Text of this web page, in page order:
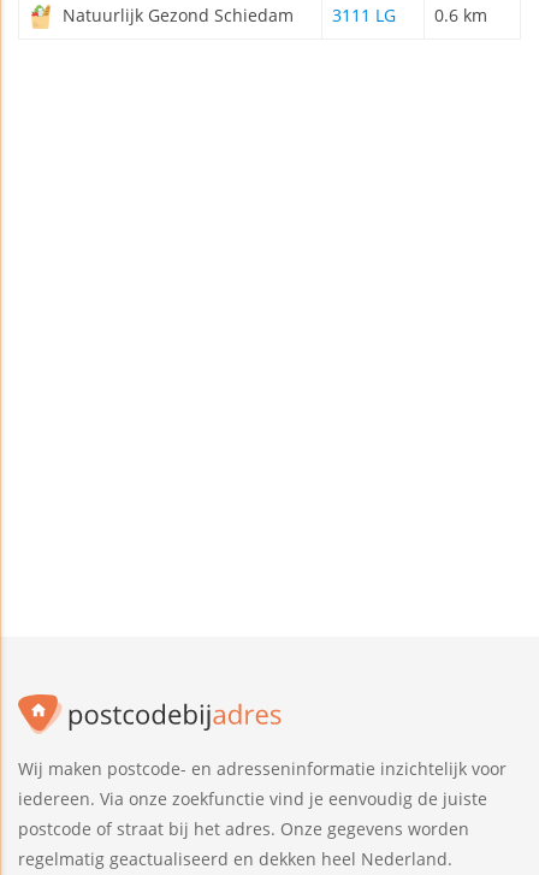
Natuurlijk Gezond Schiedam 3111 LG 0.6 km
Wij maken postcode- en adresseninformatie inzichtelijk voor
iedereen. Via onze zoekfunctie vind je eenvoudig de juiste
postcode of straat bij het adres. Onze gegevens worden
regelmatig geactualiseerd en dekken heel Nederland.